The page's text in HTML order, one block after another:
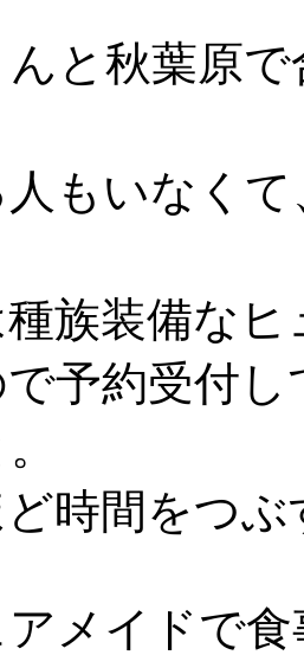
と秋葉原
もいなく
族装備な
予約受付
ど時間をつ
メイドで